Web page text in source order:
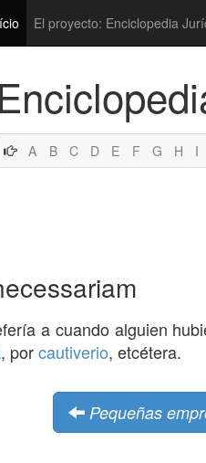
El proyecto: Enciclopedia
A B C D E F G H I
a cuando alguien
, porcautiverio, etcétera.
Pequeñas